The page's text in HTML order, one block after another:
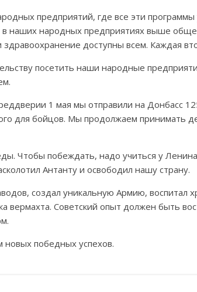
предприятий, где все эти
наших народных предприятиях выше
доступны всем. Каждая
посетить наши народные
1 мая мы отправили на Донбасс
для бойцов. Мы продолжаем принимать
Чтобы побеждать, надо учиться у
Антанту и освободил нашу страну.
создал уникальную Армию, воспитал
вермахта. Советский опыт должен быть
победных успехов.